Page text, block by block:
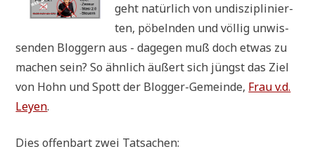
geht natür­lich von undis­zi­pli­nier­
ten, pöbeln­den und völ­lig unwis­
sen­den Blog­gern aus - dage­gen muß doch etwas zu
machen sein? So ähn­lich äußert sich jüngst das Ziel
von Hohn und Spott der Blog­ger-Gemein­de, Frau v.d.
Ley­en.
Dies offen­bart zwei Tatsachen: